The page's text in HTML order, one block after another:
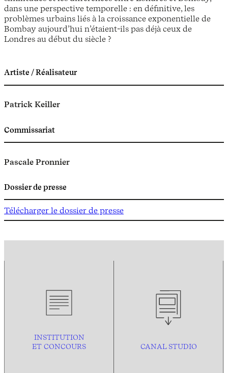
dans une perspective temporelle : en définitive, les
problèmes urbains liés à la croissance exponentielle de
Bombay aujourd’hui n’étaient-ils pas déjà ceux de
Londres au début du siècle ?
Artiste / Réalisateur
Patrick Keiller
Commissariat
Pascale Pronnier
Dossier de presse
Télécharger le dossier de presse
INSTITUTION
ET CONCOURS
CANAL STUDIO